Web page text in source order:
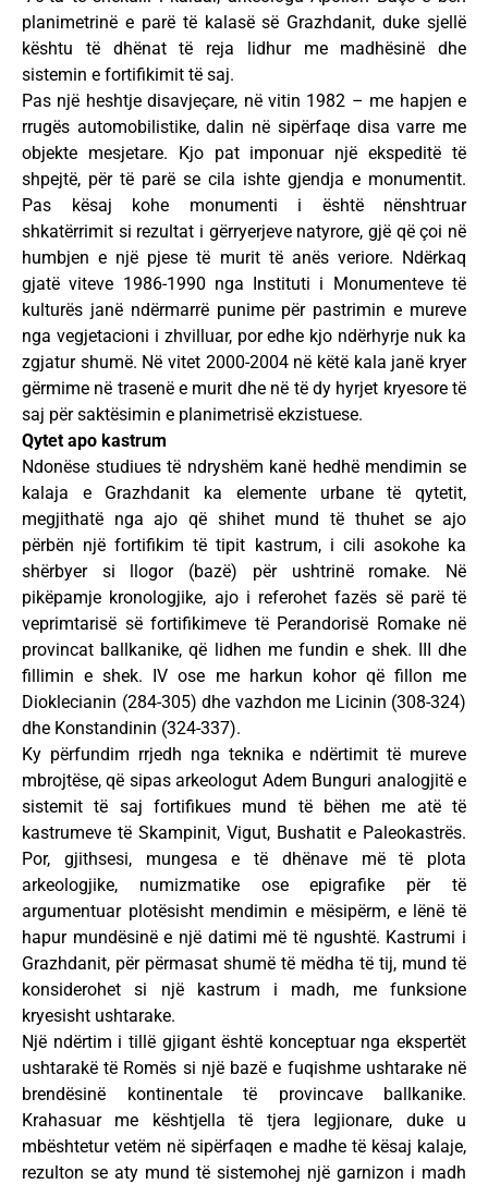
planimetrinë e parë të kalasë së Grazhdanit, duke sjellë
kështu të dhënat të reja lidhur me madhësinë dhe
sistemin e fortifikimit të saj.
Pas një heshtje disavjeçare, në vitin 1982 – me hapjen e
rrugës automobilistike, dalin në sipërfaqe disa varre me
objekte mesjetare. Kjo pat imponuar një ekspeditë të
shpejtë, për të parë se cila ishte gjendja e monumentit.
Pas kësaj kohe monumenti i është nënshtruar
shkatërrimit si rezultat i gërryerjeve natyrore, gjë që çoi në
humbjen e një pjese të murit të anës veriore. Ndërkaq
gjatë viteve 1986-1990 nga Instituti i Monumenteve të
kulturës janë ndërmarrë punime për pastrimin e mureve
nga vegjetacioni i zhvilluar, por edhe kjo ndërhyrje nuk ka
zgjatur shumë. Në vitet 2000-2004 në këtë kala janë kryer
gërmime në trasenë e murit dhe në të dy hyrjet kryesore të
saj për saktësimin e planimetrisë ekzistuese.
Qytet apo kastrum
Ndonëse studiues të ndryshëm kanë hedhë mendimin se
kalaja e Grazhdanit ka elemente urbane të qytetit,
megjithatë nga ajo që shihet mund të thuhet se ajo
përbën një fortifikim të tipit kastrum, i cili asokohe ka
shërbyer si llogor (bazë) për ushtrinë romake. Në
pikëpamje kronologjike, ajo i referohet fazës së parë të
veprimtarisë së fortifikimeve të Perandorisë Romake në
provincat ballkanike, që lidhen me fundin e shek. III dhe
fillimin e shek. IV ose me harkun kohor që fillon me
Dioklecianin (284-305) dhe vazhdon me Licinin (308-324)
dhe Konstandinin (324-337).
Ky përfundim rrjedh nga teknika e ndërtimit të mureve
mbrojtëse, që sipas arkeologut Adem Bunguri analogjitë e
sistemit të saj fortifikues mund të bëhen me atë të
kastrumeve të Skampinit, Vigut, Bushatit e Paleokastrës.
Por, gjithsesi, mungesa e të dhënave më të plota
arkeologjike, numizmatike ose epigrafike për të
argumentuar plotësisht mendimin e mësipërm, e lënë të
hapur mundësinë e një datimi më të ngushtë. Kastrumi i
Grazhdanit, për përmasat shumë të mëdha të tij, mund të
konsiderohet si një kastrum i madh, me funksione
kryesisht ushtarake.
Një ndërtim i tillë gjigant është konceptuar nga ekspertët
ushtarakë të Romës si një bazë e fuqishme ushtarake në
brendësinë kontinentale të provincave ballkanike.
Krahasuar me kështjella të tjera legjionare, duke u
mbështetur vetëm në sipërfaqen e madhe të kësaj kalaje,
rezulton se aty mund të sistemohej një garnizon i madh